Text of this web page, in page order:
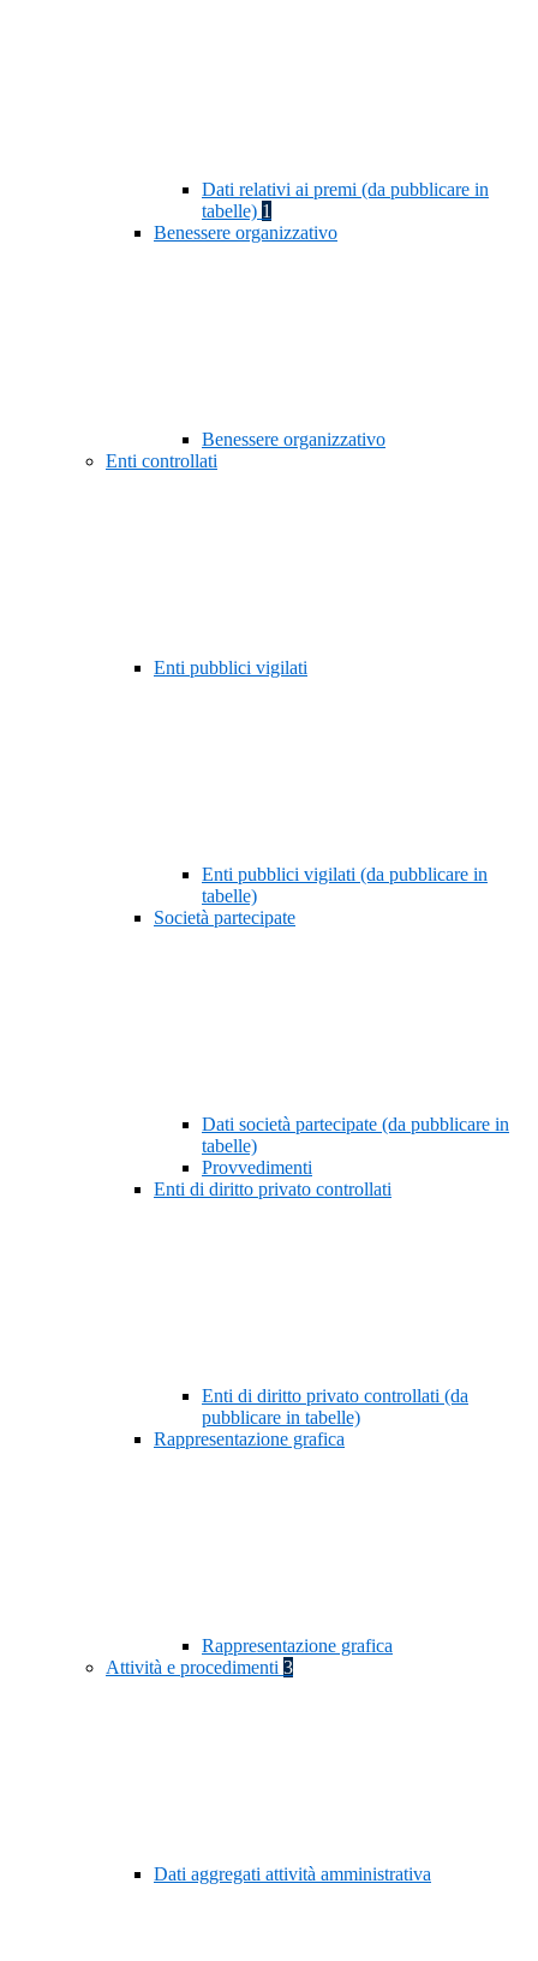
Dati relativi ai premi (da pubblicare in
tabelle) 1
Benessere organizzativo
Benessere organizzativo
Enti controllati
Enti pubblici vigilati
Enti pubblici vigilati (da pubblicare in
tabelle)
Società partecipate
Dati società partecipate (da pubblicare in
tabelle)
Provvedimenti
Enti di diritto privato controllati
Enti di diritto privato controllati (da
pubblicare in tabelle)
Rappresentazione grafica
Rappresentazione grafica
Attività e procedimenti 3
Dati aggregati attività amministrativa